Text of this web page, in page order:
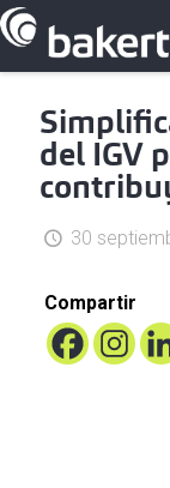
del IGV
30
Compartir